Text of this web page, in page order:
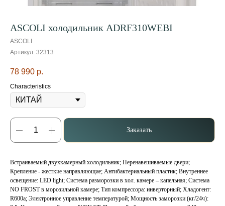
ASCOLI холодильник ADRF310WEBI
ASCOLI
Артикул: 32313
78 990 р.
Characteristics
Заказать
Встраиваемый двухкамерный холодильник; Перенавешиваемые двери;
Крепление - жесткие направляющие; Антибактериальный пластик; Внутреннее
освещение: LED light; Система разморозки в хол. камере – капельная; Система
NO FROST в морозильной камере; Тип компрессора: инверторный; Хладогент:
R600a; Электронное управление температурой; Мощность заморозки (кг/24ч):